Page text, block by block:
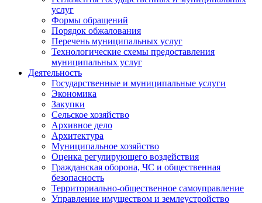
услуг
Формы обращений
Порядок обжалования
Перечень муниципальных услуг
Технологические схемы предоставления
муниципальных услуг
Деятельность
Государственные и муниципальные услуги
Экономика
Закупки
Сельское хозяйство
Архивное дело
Архитектура
Муниципальное хозяйство
Оценка регулирующего воздействия
Гражданская оборона, ЧС и общественная
безопасность
Территориально-общественное самоуправление
Управление имуществом и землеустройство